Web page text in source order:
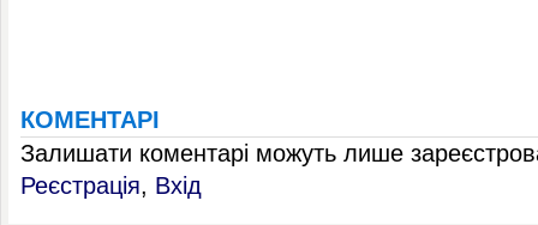
КОМЕНТАРІ
Залишати коментарі можуть лише
Реєстрація, Вхід